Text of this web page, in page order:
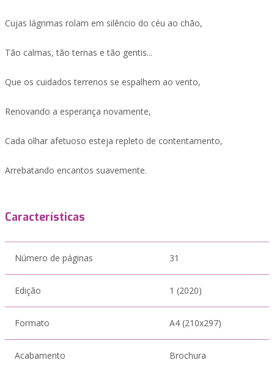
Cujas lágrimas rolam em silêncio do céu ao chão,
Tão calmas, tão ternas e tão gentis...
Que os cuidados terrenos se espalhem ao vento,
Renovando a esperança novamente,
Cada olhar afetuoso esteja repleto de contentamento,
Arrebatando encantos suavemente.
Características
Número de páginas 31
Edição 1 (2020)
Formato A4 (210x297)
Acabamento Brochura